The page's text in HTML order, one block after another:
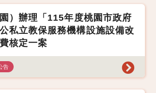
）辦理「115年度桃園市政府
私立教保服務機構設施設備改
核定一案
告